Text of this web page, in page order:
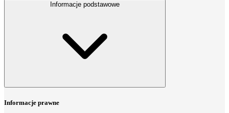
Informacje podstawowe
Informacje prawne